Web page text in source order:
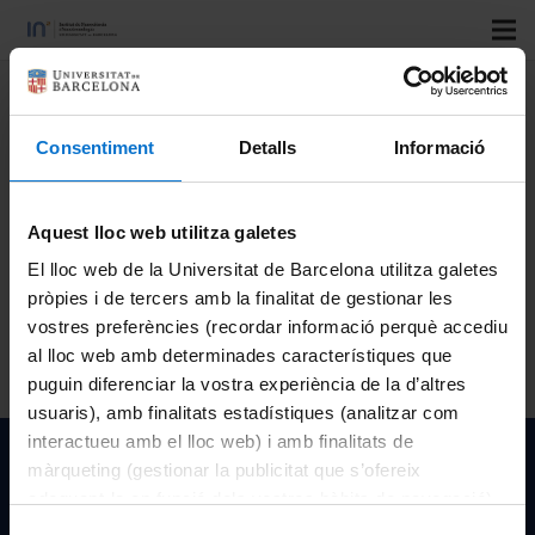
Consentiment Detalls Informació
Aquest lloc web utilitza galetes
El lloc web de la Universitat de Barcelona utilitza galetes
pròpies i de tercers amb la finalitat de gestionar les
vostres preferències (recordar informació perquè accediu
al lloc web amb determinades característiques que
puguin diferenciar la vostra experiència de la d’altres
usuaris), amb finalitats estadístiques (analitzar com
interactueu amb el lloc web) i amb finalitats de
màrqueting (gestionar la publicitat que s’ofereix
Exploring optimal graphene slit-pore width for the
physical separation of water-methanol mixture
Congress:Lenzerheide 2024 Nanofluidics Conference
Country:CHE
City:Lenzerheide
Organizing institutions:
Year:
2024
Institut de Nanociència i Nanotecnologia de la Univeristat